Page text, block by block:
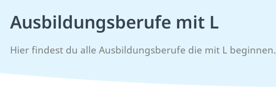
Ausbildungsberufe mit L
Hier findest du alle Ausbildungsberufe die mit L beginnen.